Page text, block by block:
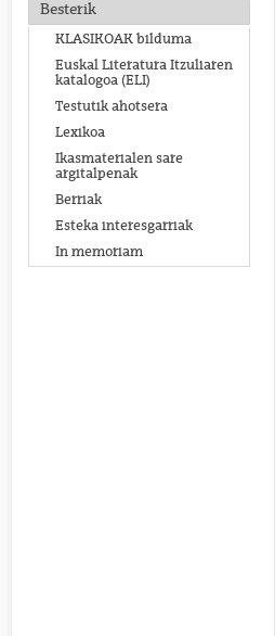
Besterik
KLASIKOAK bilduma
Euskal Literatura Itzuliaren
katalogoa (ELI)
Testutik ahotsera
Lexikoa
Ikasmaterialen sare
argitalpenak
Berriak
Esteka interesgarriak
In memoriam